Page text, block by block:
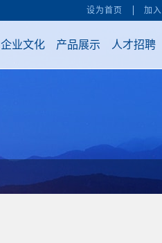
设为首页 加
企业文化 产品展示 人才招聘